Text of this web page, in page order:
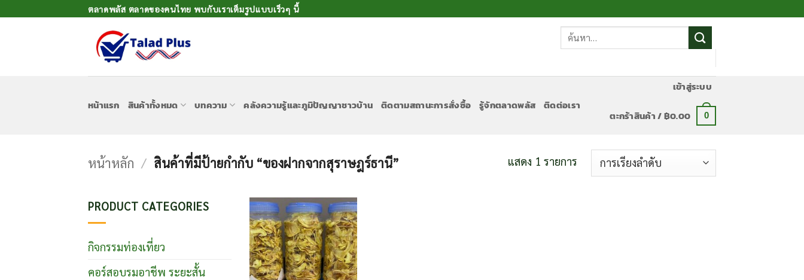
ตลาดพลัส ตลาดของคนไทย พบกับเราเต็มรูปแบบเร็วๆ นี้
ค้นหา:
หน้าแรก สินค้าทั้งหมด บทความ คลังความรู้และภูมิปัญญาชาวบ้าน ติดตามสถานะการสั่งซื้อ รู้จักตลาดพลัส ติดต่อเรา
เข้าสู่ระบบ
ตะกร้าสินค้า /฿0.00 0
หน้าหลัก / สินค้าที่มีป้ายกำกับ “ของฝากจากสุราษฎร์ธานี” แสดง 1 รายการ
PRODUCT CATEGORIES
กิจกรรมท่องเที่ยว
คอร์สอบรมอาชีพ ระยะสั้น